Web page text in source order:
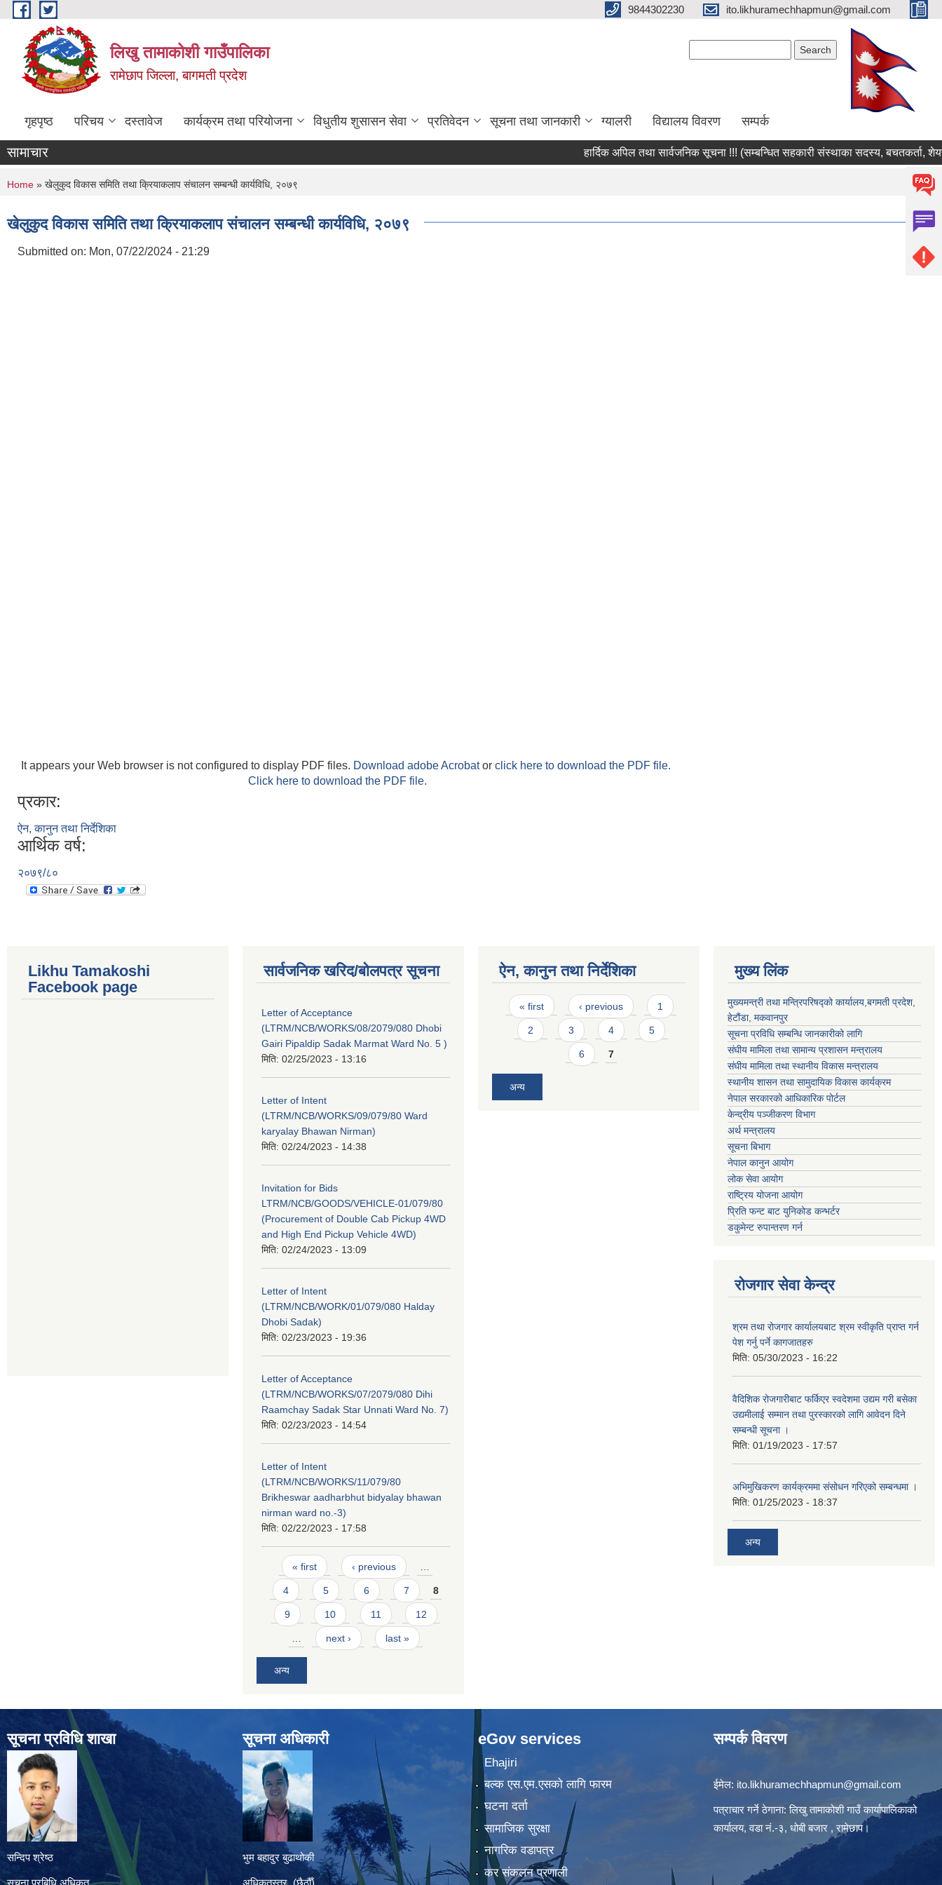
Skip to main content 9844302230 ito.likhuramechhapmun@gmail.com
लिखु तामाकोशी गाउँपालिका
रामेछाप जिल्ला, बागमती प्रदेश
गृहपृष्ठ परिचय दस्तावेज कार्यक्रम तथा परियोजना विधुतीय शुसासन सेवा प्रतिवेदन सूचना तथा जानकारी ग्यालरी विद्यालय विवरण सम्पर्क
सामाचार हार्दिक अपिल तथा सार्वजनिक सूचना !!! (सम्बन्धित सहकारी संस्थाका सदस्य, बचतकर्ता, शेयर
You are here
Home » खेलुकुद विकास समिति तथा क्रियाकलाप संचालन सम्बन्धी कार्यविधि, २०७९
खेलुकुद विकास समिति तथा क्रियाकलाप संचालन सम्बन्धी कार्यविधि, २०७९
Submitted on: Mon, 07/22/2024 - 21:29
It appears your Web browser is not configured to display PDF files. Download adobe Acrobator click here to download the PDF file.
Click here to download the PDF file.
प्रकार:
ऐन, कानुन तथा निर्देशिका
आर्थिक वर्ष:
२०७९/८०
Likhu Tamakoshi
Facebook page
सार्वजनिक खरिद/बोलपत्र सूचना
Letter of Acceptance
(LTRM/NCB/WORKS/08/2079/080 Dhobi
Gairi Pipaldip Sadak Marmat Ward No. 5 )
मिति: 02/25/2023 - 13:16
Letter of Intent
(LTRM/NCB/WORKS/09/079/80 Ward
karyalay Bhawan Nirman)
मिति: 02/24/2023 - 14:38
Invitation for Bids
LTRM/NCB/GOODS/VEHICLE-01/079/80
(Procurement of Double Cab Pickup 4WD
and High End Pickup Vehicle 4WD)
मिति: 02/24/2023 - 13:09
Letter of Intent
(LTRM/NCB/WORK/01/079/080 Halday
Dhobi Sadak)
मिति: 02/23/2023 - 19:36
Letter of Acceptance
(LTRM/NCB/WORKS/07/2079/080 Dihi
Raamchay Sadak Star Unnati Ward No. 7)
मिति: 02/23/2023 - 14:54
Letter of Intent
(LTRM/NCB/WORKS/11/079/80
Brikheswar aadharbhut bidyalay bhawan
nirman ward no.-3)
मिति: 02/22/2023 - 17:58
Pages
« first ‹ previous
4 5 6 7 8
9 10 11 12
next › last »
अन्य
ऐन, कानुन तथा निर्देशिका
Pages
« first ‹ previous 1
2 3 4 5
6 7
अन्य
मुख्य लिंक
मुख्यमन्त्री तथा मन्त्रिपरिषद्को कार्यालय,बगमती प्रदेश,
हेटौंडा, मकवानपुर
सूचना प्रविधि सम्बन्धि जानकारीको लागि
संघीय मामिला तथा सामान्य प्रशासन मन्त्रालय
संघीय मामिला तथा स्थानीय विकास मन्त्रालय
स्थानीय शासन तथा सामुदायिक विकास कार्यक्रम
नेपाल सरकारको आधिकारिक पोर्टल
केन्द्रीय पञ्जीकरण विभाग
अर्थ मन्त्रालय
सूचना बिभाग
नेपाल कानुन आयोग
लोक सेवा आयोग
राष्ट्रिय योजना आयोग
प्रिति फन्ट बाट युनिकोड कन्भर्टर
डकुमेन्ट रुपान्तरण गर्न
रोजगार सेवा केन्द्र
श्रम तथा रोजगार कार्यालयबाट श्रम स्वीकृति प्राप्त गर्न
पेश गर्नु पर्ने कागजातहरु
मिति: 05/30/2023 - 16:22
वैदिशिक रोजगारीबाट फर्किएर स्वदेशमा उद्यम गरी बसेका
उद्यमीलाई सम्मान तथा पुरस्कारको लागि आवेदन दिने
सम्बन्धी सूचना ।
मिति: 01/19/2023 - 17:57
अभिमुखिकरण कार्यक्रममा संसोधन गरिएको सम्बन्धमा ।
मिति: 01/25/2023 - 18:37
अन्य
सूचना प्रविधि शाखा
सन्दिप श्रेष्ठ
सूचना अधिकारी
भुम बहादुर बुढाथोकी
eGov services
Ehajiri
बल्क एस.एम.एसको लागि फारम
घटना दर्ता
सामाजिक सुरक्षा
नागरिक वडापत्र
कर संकलन प्रणाली
सम्पर्क विवरण
ईमेल: ito.likhuramechhapmun@gmail.com
पत्राचार गर्ने ठेगाना: लिखु तामाकोशी गाउँ कार्यापालिकाको
कार्यालय, वडा नं.-३, धोबी बजार , रामेछाप।